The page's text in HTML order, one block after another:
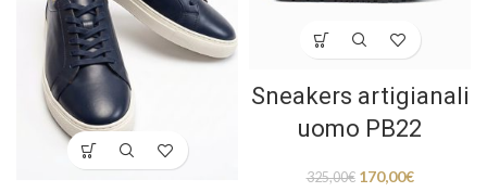
Sneakers artigianali
uomo PB22
325,00€ 170,00€